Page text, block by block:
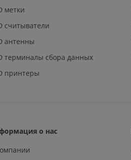
метки
считыватели
антенны
терминалы сбора данных
принтеры
о нас